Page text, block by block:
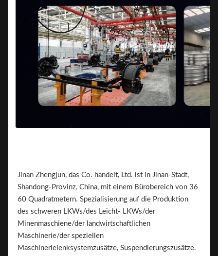
Jinan Zhengjun, das Co. handelt, Ltd. ist in Jinan-Stadt,
Shandong-Provinz, China, mit einem Bürobereich von 36
60 Quadratmetern. Spezialisierung auf die Produktion
des schweren LKWs/des Leicht- LKWs/der
Minenmaschiene/der landwirtschaftlichen
Maschinerie/der speziellen
Maschinerielenksystemzusätze, Suspendierungszusätze.